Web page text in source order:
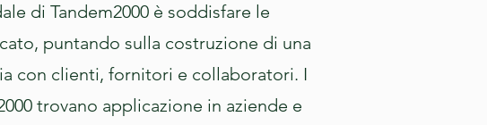
di Tandem2000 è soddisfare le
puntando sulla costruzione di una
con clienti, fornitori e collaboratori. I
trovano applicazione in aziende e